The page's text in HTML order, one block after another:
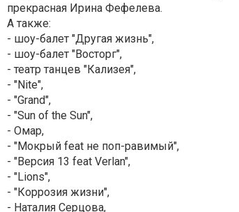
прекрасная Ирина Фефелева.
А также:
- шоу-балет "Другая жизнь",
- шоу-балет "Восторг",
- театр танцев "Кализея",
- "Nite",
- "Grand",
- "Sun of the Sun",
- Омар,
- "Мокрый feat не поп-равимый",
- "Версия 13 feat Verlan",
- "Lions",
- "Коррозия жизни",
- Наталия Серцова,